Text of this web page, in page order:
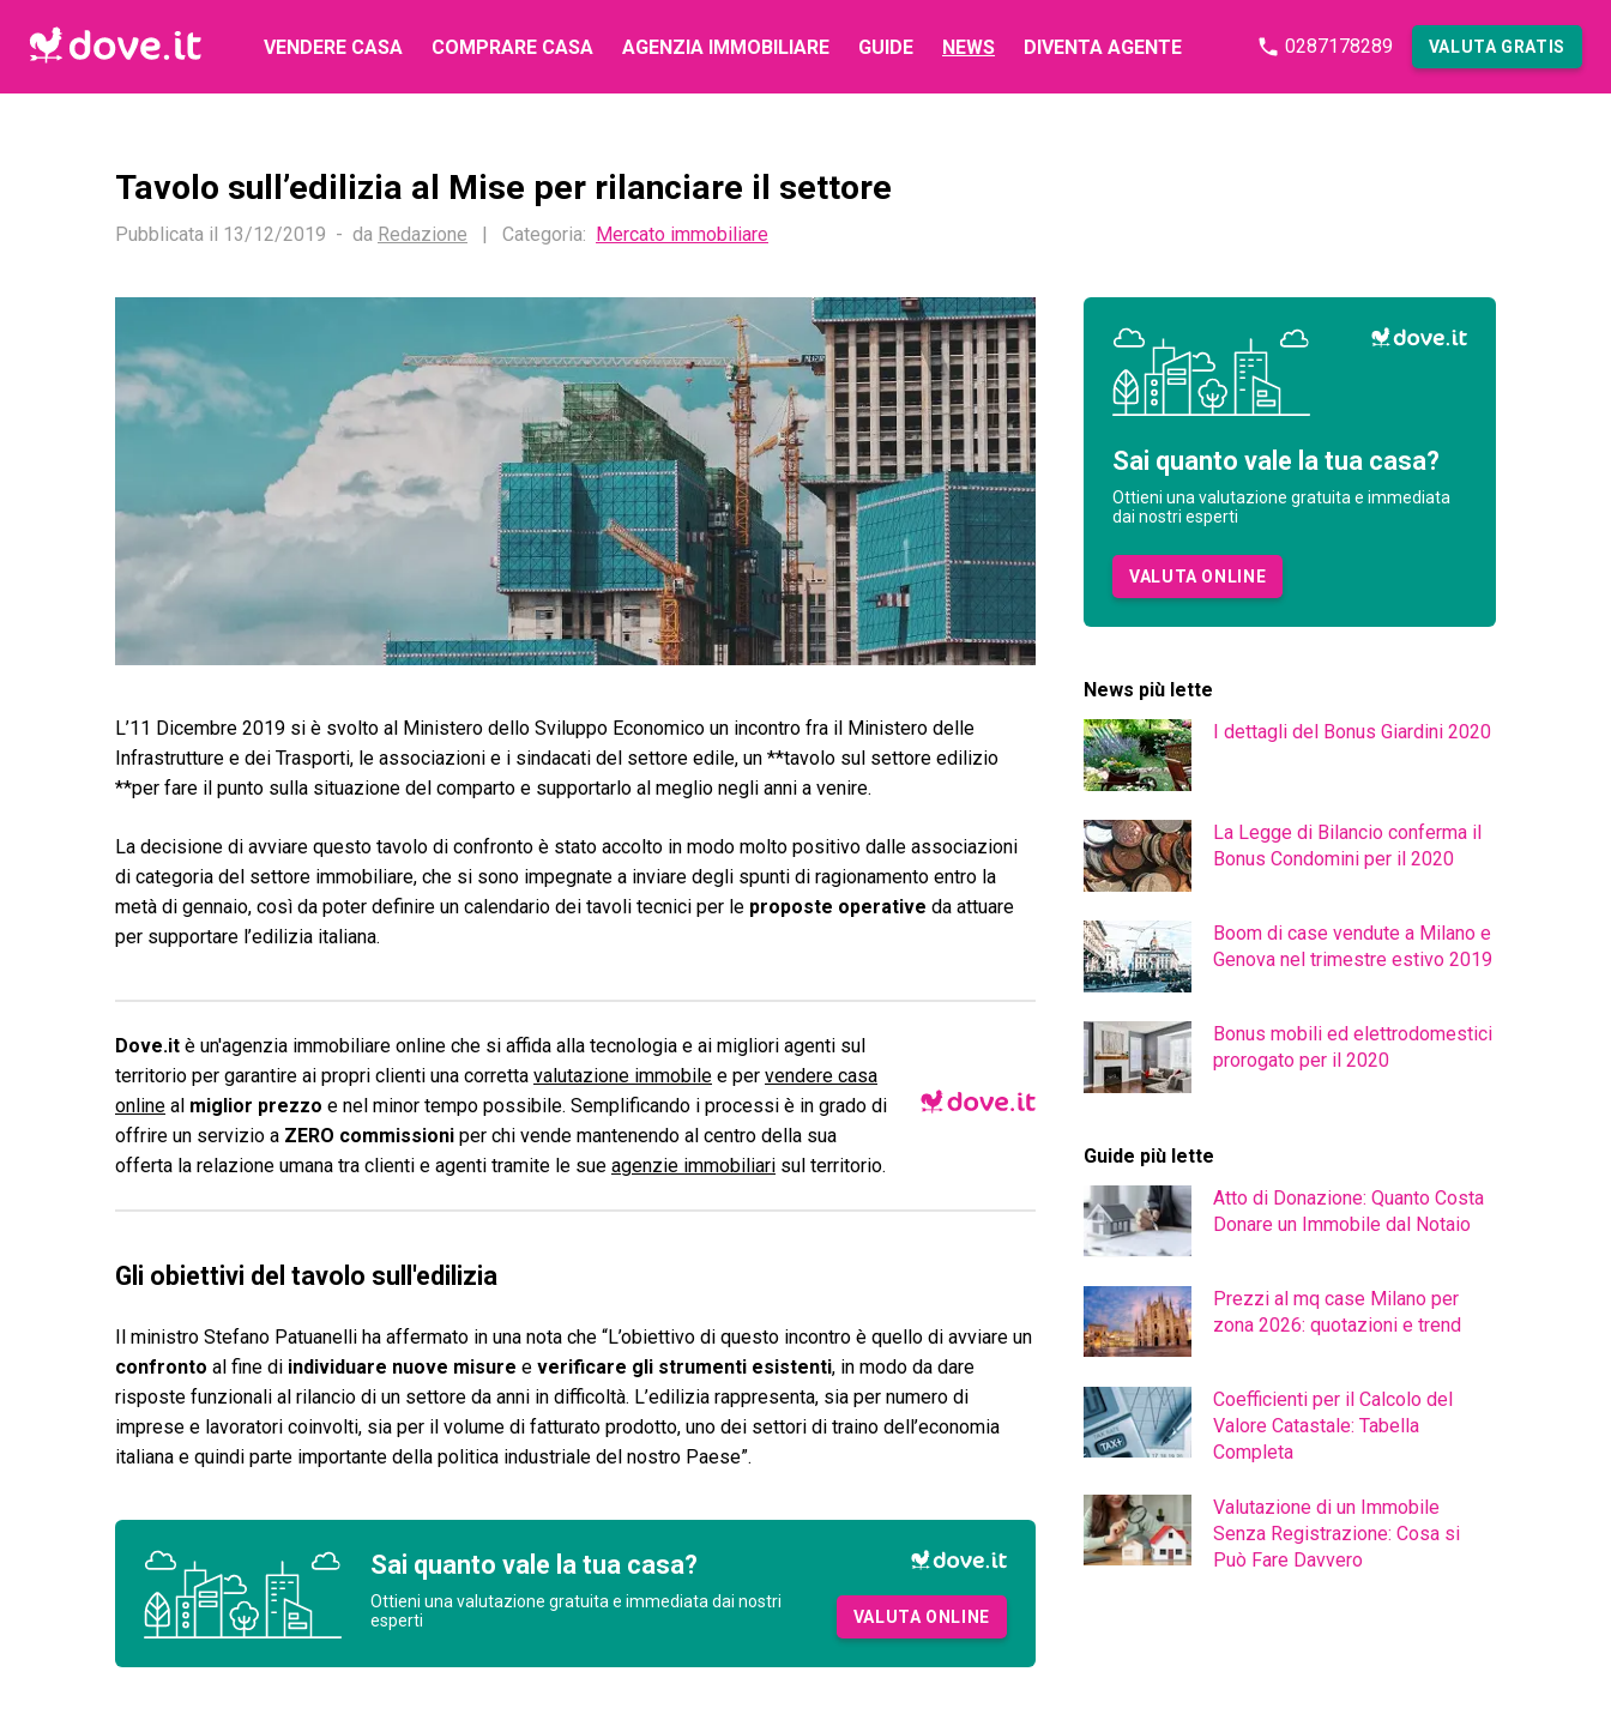
VENDERE CASA COMPRARE CASA AGENZIA IMMOBILIARE GUIDE NEWS DIVENTA AGENTE 0287178289 VALUTA GRATIS
Tavolo sull’edilizia al Mise per rilanciare il settore
Pubblicata il 13/12/2019 da Redazione | Categoria: Mercato immobiliare
L’11 Dicembre 2019 si è svolto al Ministero dello Sviluppo Economico un incontro fra il Ministero delle
Infrastrutture e dei Trasporti, le associazioni e i sindacati del settore edile, un **tavolo sul settore edilizio
**per fare il punto sulla situazione del comparto e supportarlo al meglio negli anni a venire.
La decisione di avviare questo tavolo di confronto è stato accolto in modo molto positivo dalle associazioni
di categoria del settore immobiliare, che si sono impegnate a inviare degli spunti di ragionamento entro la
metà di gennaio, così da poter definire un calendario dei tavoli tecnici per le proposte operative da attuare
per supportare l’edilizia italiana.
Dove.it è un'agenzia immobiliare online che si affida alla tecnologia e ai migliori agenti sul
territorio per garantire ai propri clienti una corretta valutazione immobile e per vendere casa
online al miglior prezzo e nel minor tempo possibile. Semplificando i processi è in grado di
offrire un servizio a ZERO commissioni per chi vende mantenendo al centro della sua
offerta la relazione umana tra clienti e agenti tramite le sue agenzie immobiliari sul territorio.
Gli obiettivi del tavolo sull'edilizia
Il ministro Stefano Patuanelli ha affermato in una nota che “L’obiettivo di questo incontro è quello di avviare un
confronto al fine di individuare nuove misure e verificare gli strumenti esistenti, in modo da dare
risposte funzionali al rilancio di un settore da anni in difficoltà. L’edilizia rappresenta, sia per numero di
imprese e lavoratori coinvolti, sia per il volume di fatturato prodotto, uno dei settori di traino dell’economia
italiana e quindi parte importante della politica industriale del nostro Paese”.
Sai quanto vale la tua casa?
Ottieni una valutazione gratuita e immediata dai nostri
esperti
VALUTA ONLINE
Sai quanto vale la tua casa?
Ottieni una valutazione gratuita e immediata
dai nostri esperti
VALUTA ONLINE
News più lette
I dettagli del Bonus Giardini 2020
La Legge di Bilancio conferma il
Bonus Condomini per il 2020
Boom di case vendute a Milano e
Genova nel trimestre estivo 2019
Bonus mobili ed elettrodomestici
prorogato per il 2020
Guide più lette
Atto di Donazione: Quanto Costa
Donare un Immobile dal Notaio
Prezzi al mq case Milano per
zona 2026: quotazioni e trend
Coefficienti per il Calcolo del
Valore Catastale: Tabella
Completa
Valutazione di un Immobile
Senza Registrazione: Cosa si
Può Fare Davvero